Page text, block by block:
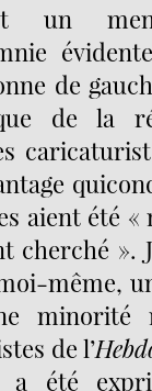
un
de
de la
aient été «
cherché ».
même,
minorité
de l’
été